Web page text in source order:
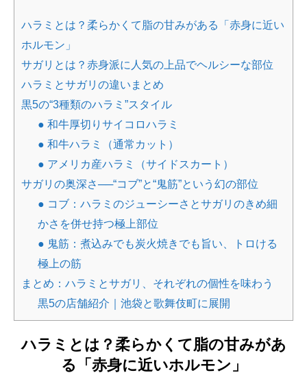
ハラミとは？柔らかくて脂の甘みがある「赤身に近い
ホルモン」
サガリとは？赤身派に人気の上品でヘルシーな部位
ハラミとサガリの違いまとめ
黒5の“3種類のハラミ”スタイル
● 和牛厚切りサイコロハラミ
● 和牛ハラミ（通常カット）
● アメリカ産ハラミ（サイドスカート）
サガリの奥深さ──“コブ”と“鬼筋”という幻の部位
● コブ：ハラミのジューシーさとサガリのきめ細
かさを併せ持つ極上部位
● 鬼筋：煮込みでも炭火焼きでも旨い、トロける
極上の筋
まとめ：ハラミとサガリ、それぞれの個性を味わう
黒5の店舗紹介｜池袋と歌舞伎町に展開
ハラミとは？柔らかくて脂の甘みがあ
る「赤身に近いホルモン」